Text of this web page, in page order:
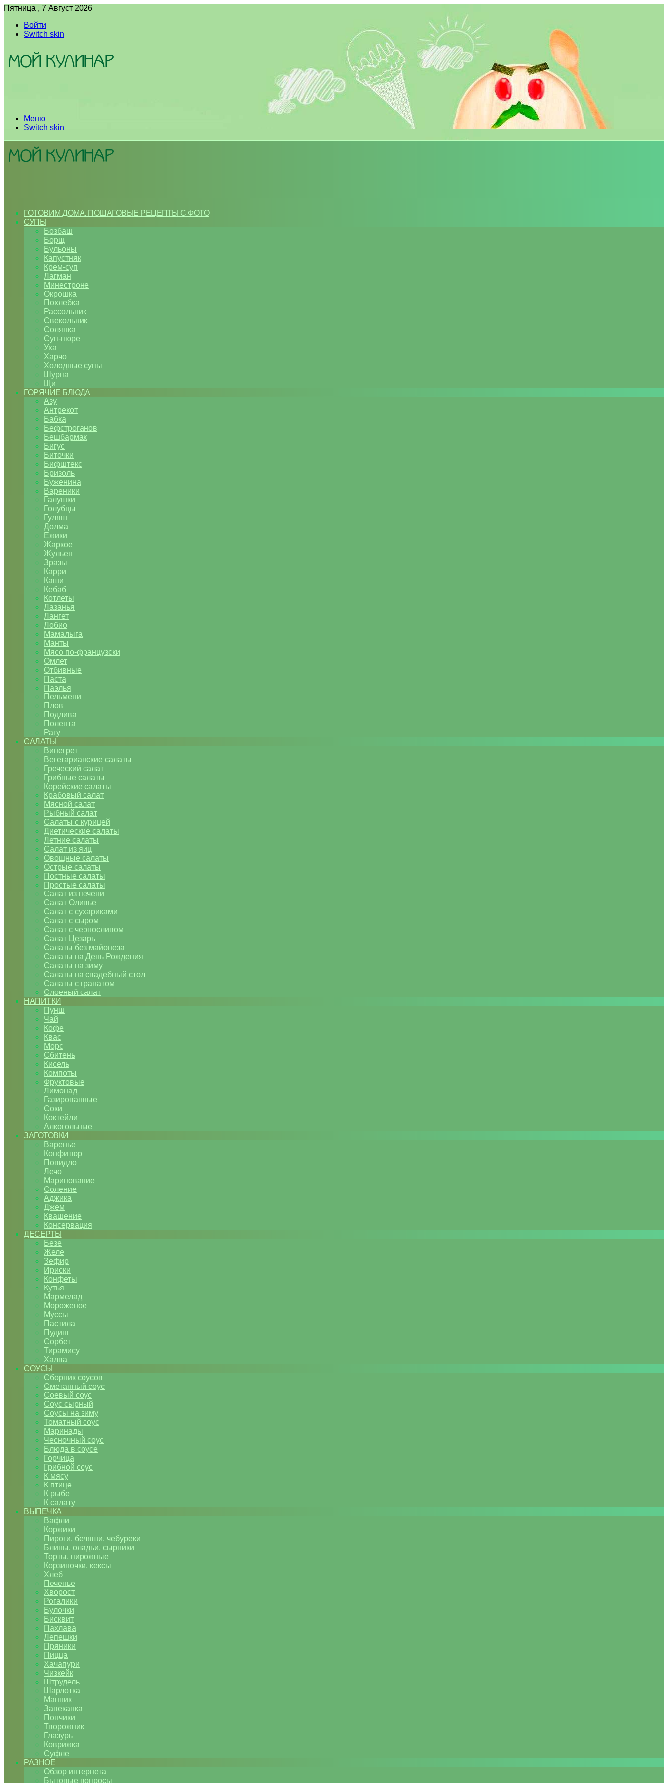
Пятница , 7 Август 2026
Войти
Switch skin
Меню
Switch skin
ГОТОВИМ ДОМА. ПОШАГОВЫЕ РЕЦЕПТЫ С ФОТО
СУПЫ
Бозбаш
Борщ
Бульоны
Капустняк
Крем-суп
Лагман
Минестроне
Окрошка
Похлебка
Рассольник
Свекольник
Солянка
Суп-пюре
Уха
Харчо
Холодные супы
Шурпа
Щи
ГОРЯЧИЕ БЛЮДА
Азу
Антрекот
Бабка
Бефстроганов
Бешбармак
Бигус
Биточки
Бифштекс
Бризоль
Буженина
Вареники
Галушки
Голубцы
Гуляш
Долма
Ежики
Жаркое
Жульен
Зразы
Карри
Каши
Кебаб
Котлеты
Лазанья
Лангет
Лобио
Мамалыга
Манты
Мясо по-французски
Омлет
Отбивные
Паста
Паэлья
Пельмени
Плов
Подлива
Полента
Рагу
САЛАТЫ
Винегрет
Вегетарианские салаты
Греческий салат
Грибные салаты
Корейские салаты
Крабовый салат
Мясной салат
Рыбный салат
Салаты с курицей
Диетические салаты
Летние салаты
Салат из яиц
Овощные салаты
Острые салаты
Постные салаты
Простые салаты
Салат из печени
Салат Оливье
Салат с сухариками
Салат с сыром
Салат с черносливом
Салат Цезарь
Салаты без майонеза
Салаты на День Рождения
Салаты на зиму
Салаты на свадебный стол
Салаты с гранатом
Слоеный салат
НАПИТКИ
Пунш
Чай
Кофе
Квас
Морс
Сбитень
Кисель
Компоты
Фруктовые
Лимонад
Газированные
Соки
Коктейли
Алкогольные
ЗАГОТОВКИ
Варенье
Конфитюр
Повидло
Лечо
Маринование
Соление
Аджика
Джем
Квашение
Консервация
ДЕСЕРТЫ
Безе
Желе
Зефир
Ириски
Конфеты
Кутья
Мармелад
Мороженое
Муссы
Пастила
Пудинг
Сорбет
Тирамису
Халва
СОУСЫ
Сборник соусов
Сметанный соус
Соевый соус
Соус сырный
Соусы на зиму
Томатный соус
Маринады
Чесночный соус
Блюда в соусе
Горчица
Грибной соус
К мясу
К птице
К рыбе
К салату
ВЫПЕЧКА
Вафли
Коржики
Пироги, беляши, чебуреки
Блины, оладьи, сырники
Торты, пирожные
Корзиночки, кексы
Хлеб
Печенье
Хворост
Рогалики
Булочки
Бисквит
Пахлава
Лепешки
Пряники
Пицца
Хачапури
Чизкейк
Штрудель
Шарлотка
Манник
Запеканка
Пончики
Творожник
Глазурь
Коврижка
Суфле
РАЗНОЕ
Обзор интернета
Бытовые вопросы